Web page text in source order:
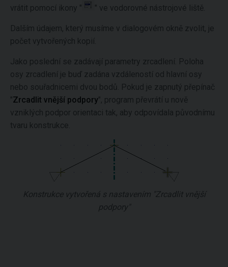
vrátit pomocí ikony "
" ve vodorovné nástrojové liště.
Dalším údajem, který musíme v dialogovém okně zvolit, je
počet vytvořených kopií.
Jako poslední se zadávají parametry zrcadlení. Poloha
osy zrcadlení je buď zadána vzdáleností od hlavní osy
nebo souřadnicemi dvou bodů. Pokud je zapnutý přepínač
"Zrcadlit vnější podpory", program převrátí u nově
vzniklých podpor orientaci tak, aby odpovídala původnímu
tvaru konstrukce.
Konstrukce vytvořená s nastavením "Zrcadlit vnější
podpory"